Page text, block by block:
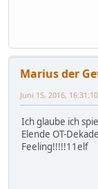
Marius der
Juni 15, 2016, 16:31:10
Ich glaube ich
Elende OT-
Feeling!!!!!11elf